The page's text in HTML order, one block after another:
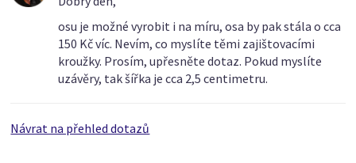
osu je možné vyrobit i na míru, osa by pak stála o cca
150 Kč víc. Nevím, co myslíte těmi zajištovacími
kroužky. Prosím, upřesněte dotaz. Pokud myslíte
uzávěry, tak šířka je cca 2,5 centimetru.
Návrat na přehled dotazů